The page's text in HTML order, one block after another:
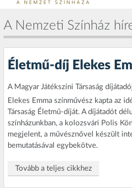
A Nemzeti Színház
Életmű-díj Elekes
A Magyar Játékszíni Társaság
Elekes Emma színművész kapta az
Társaság Életmű-díját. A díjátadót
színházunkban, a kolozsvári Polis
megjelent, a művésznővel készült
bemutatásával egybekötve.
Tovább a teljes cikkhez